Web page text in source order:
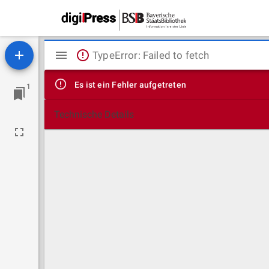
1
Mirador
Viewer
TypeError: Failed to fetch
Es ist ein Fehler aufgetreten
Technische Details